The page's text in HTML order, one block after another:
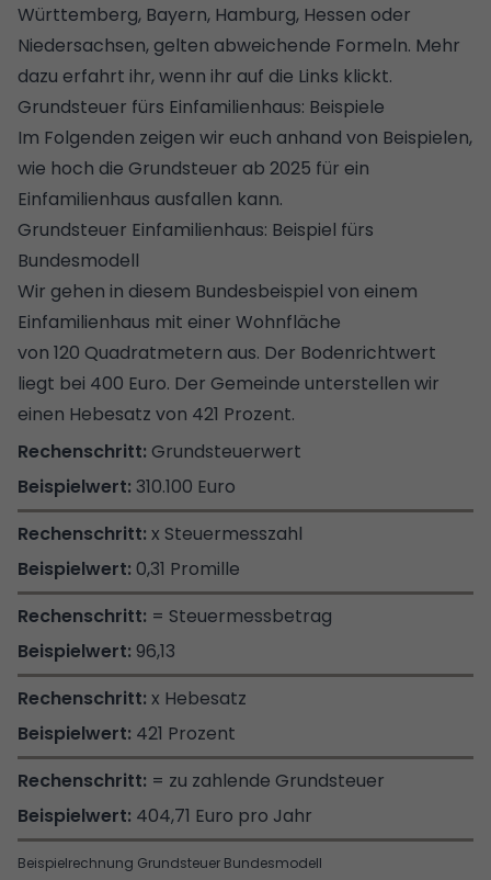
Württemberg, Bayern, Hamburg, Hessen oder
Niedersachsen, gelten abweichende Formeln. Mehr
dazu erfahrt ihr, wenn ihr auf die Links klickt.
Grundsteuer fürs Einfamilienhaus: Beispiele
Im Folgenden zeigen wir euch anhand von Beispielen,
wie hoch die Grundsteuer ab 2025 für ein
Einfamilienhaus ausfallen kann.
Grundsteuer Einfamilienhaus: Beispiel fürs
Bundesmodell
Wir gehen in diesem Bundesbeispiel von einem
Einfamilienhaus mit einer Wohnfläche
von 120 Quadratmetern aus. Der Bodenrichtwert
liegt bei 400 Euro. Der Gemeinde unterstellen wir
einen Hebesatz von 421 Prozent.
Beispielrechnung Grundsteuer Bundesmodell
Grundsteuerwert
310.100 Euro
x Steuermesszahl
0,31 Promille
= Steuermessbetrag
96,13
x Hebesatz
421 Prozent
= zu zahlende Grundsteuer
404,71 Euro pro Jahr